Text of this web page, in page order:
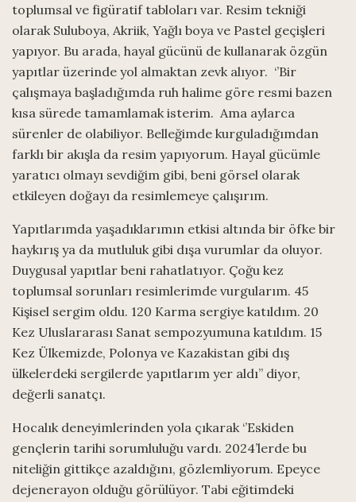
toplumsal ve figüratif tabloları var. Resim tekniği
olarak Suluboya, Akriik, Yağlı boya ve Pastel geçişleri
yapıyor. Bu arada, hayal gücünü de kullanarak özgün
yapıtlar üzerinde yol almaktan zevk alıyor. ‘’Bir
çalışmaya başladığımda ruh halime göre resmi bazen
kısa sürede tamamlamak isterim. Ama aylarca
sürenler de olabiliyor. Belleğimde kurguladığımdan
farklı bir akışla da resim yapıyorum. Hayal gücümle
yaratıcı olmayı sevdiğim gibi, beni görsel olarak
etkileyen doğayı da resimlemeye çalışırım.
Yapıtlarımda yaşadıklarımın etkisi altında bir öfke bir
haykırış ya da mutluluk gibi dışa vurumlar da oluyor.
Duygusal yapıtlar beni rahatlatıyor. Çoğu kez
toplumsal sorunları resimlerimde vurgularım. 45
Kişisel sergim oldu. 120 Karma sergiye katıldım. 20
Kez Uluslararası Sanat sempozyumuna katıldım. 15
Kez Ülkemizde, Polonya ve Kazakistan gibi dış
ülkelerdeki sergilerde yapıtlarım yer aldı’’ diyor,
değerli sanatçı.
Hocalık deneyimlerinden yola çıkarak ‘’Eskiden
gençlerin tarihi sorumluluğu vardı. 2024’lerde bu
niteliğin gittikçe azaldığını, gözlemliyorum. Epeyce
dejenerayon olduğu görülüyor. Tabi eğitimdeki